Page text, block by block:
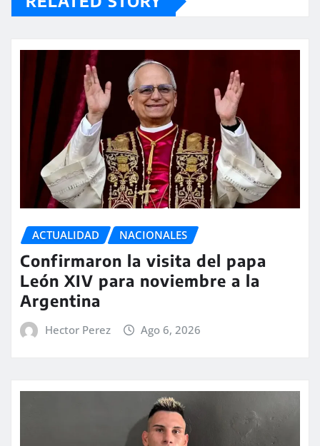
ACTUALIDAD NACIONALES
Confirmaron la visita del papa
León XIV para noviembre a la
Argentina
Hector Perez Ago 6, 2026